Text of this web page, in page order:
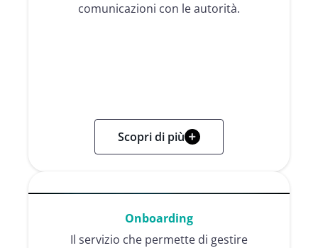
comunicazioni con le autorità.
Scopri di più
Onboarding
Il servizio che permette di gestire